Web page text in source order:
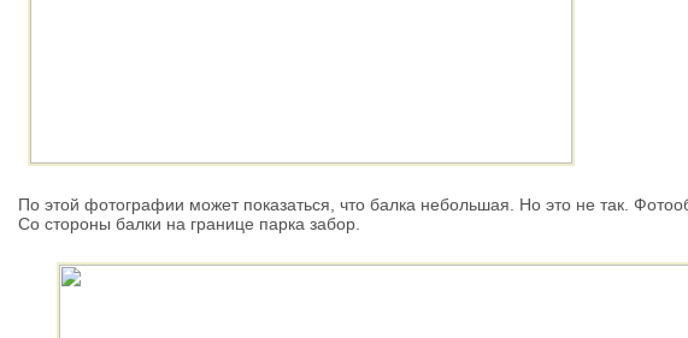
По этой фотографии может показаться, что балка небольшая. Но это не так.
Со стороны балки на границе парка забор.